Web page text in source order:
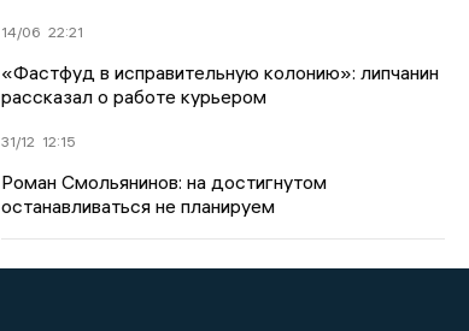
14/06 22:21
«Фастфуд в исправительную колонию»: липчанин
рассказал о работе курьером
31/12 12:15
Роман Смольянинов: на достигнутом
останавливаться не планируем